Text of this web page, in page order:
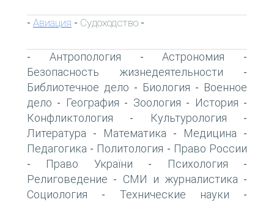
- Авиация - Судоходство -
- Антропология -Астрономия -
Безопасность жизнедеятельности -
Библиотечное дело - Биология - Военное
дело - География - Зоология - История -
Конфликтология - Культурология -
Литература - Математика - Медицина -
Педагогика - Политология - Право России
- Право України - Психология -
Религоведение - СМИ и журналистика -
Социология - Технические науки -